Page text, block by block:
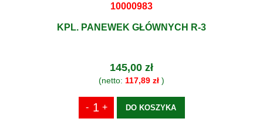
10000983
KPL. PANEWEK GŁÓWNYCH R-3
145,00 zł
(netto: 117,89 zł )
DO KOSZYKA